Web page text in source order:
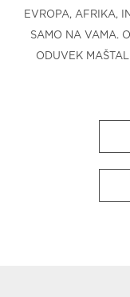
EVROPA, AFRIKA,
SAMO NA VAMA.
ODUVEK